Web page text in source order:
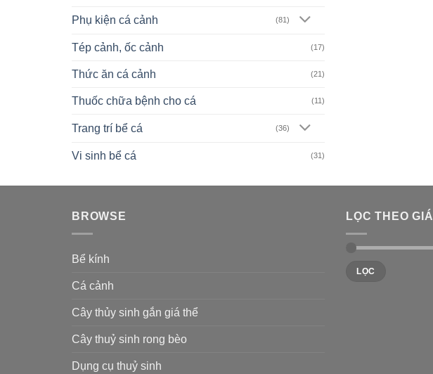
Phụ kiện cá cảnh (81)
Tép cảnh, ốc cảnh (17)
Thức ăn cá cảnh (21)
Thuốc chữa bệnh cho cá (11)
Trang trí bể cá (36)
Vi sinh bể cá (31)
BROWSE
Bể kính
Cá cảnh
Cây thủy sinh gắn giá thể
Cây thuỷ sinh rong bèo
Dụng cụ thuỷ sinh
LỌC THEO GIÁ
LỌC